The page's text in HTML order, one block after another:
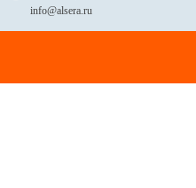
info@alsera.ru